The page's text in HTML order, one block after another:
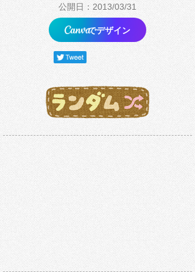
公開日：2013/03/31
でデザイン